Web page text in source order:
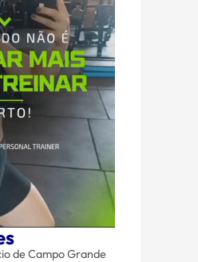
de Campo Grande